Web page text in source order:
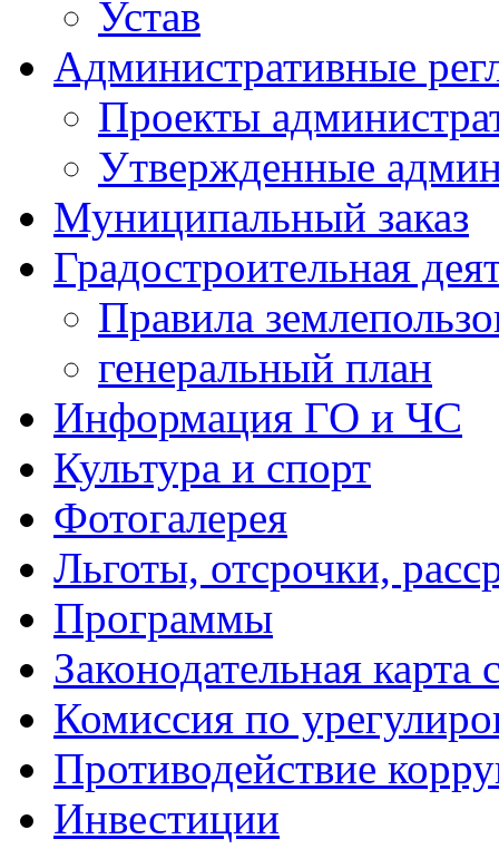
Устав
Административные
Проекты
Утвержденные
Муниципальный заказ
Градостроительная
Правила
генеральный план
Информация ГО и ЧС
Культура и спорт
Фотогалерея
Льготы, отсрочки,
Программы
Законодательная карта
Комиссия по
Противодействие
Инвестиции